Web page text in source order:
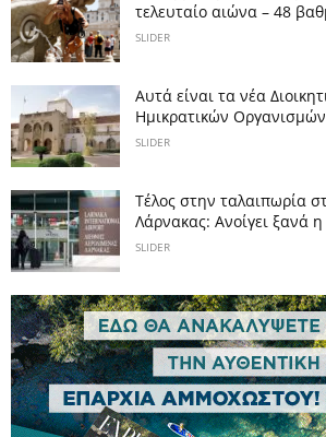
τελευταίο αιώνα – 48
SLIDER
Αυτά είναι τα νέα
Ημικρατικών Οργανισμών
SLIDER
Tέλος στην ταλαιπωρία
Λάρνακας: Ανοίγει ξανά
SLIDER